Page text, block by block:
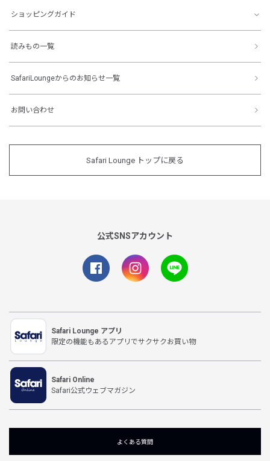
ショッピングガイド
読みもの一覧
SafariLoungeからのお知らせ一覧
お問い合わせ
Safari Lounge トップに戻る
公式SNSアカウント
Safari Lounge アプリ
限定の機能もあるアプリでサクサクお買い物
Safari Online
Safari公式ウェブマガジン
よくある質問